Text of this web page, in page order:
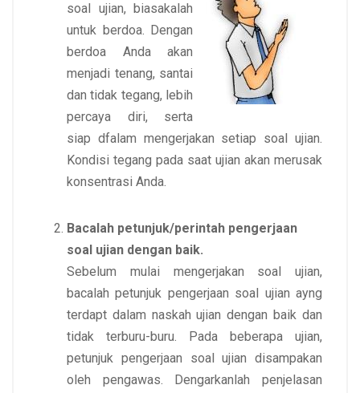
soal ujian, biasakalah
untuk berdoa. Dengan
berdoa Anda akan
menjadi tenang, santai
dan tidak tegang, lebih
percaya diri, serta
siap dfalam mengerjakan setiap soal ujian.
Kondisi tegang pada saat ujian akan merusak
konsentrasi Anda.
Bacalah petunjuk/perintah pengerjaan
soal ujian dengan baik.
Sebelum mulai mengerjakan soal ujian,
bacalah petunjuk pengerjaan soal ujian ayng
terdapt dalam naskah ujian dengan baik dan
tidak terburu-buru. Pada beberapa ujian,
petunjuk pengerjaan soal ujian disampakan
oleh pengawas. Dengarkanlah penjelasan